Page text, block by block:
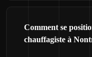
Comment se
chauffagiste à